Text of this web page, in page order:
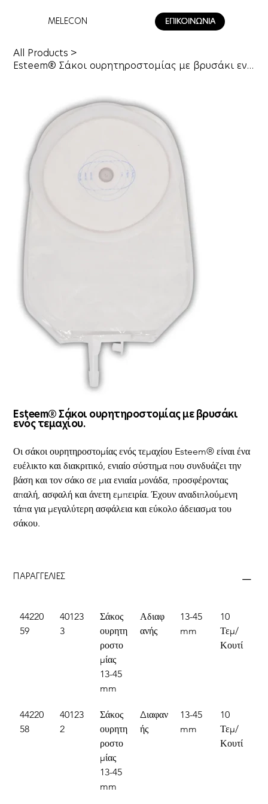
MELECON ΕΠΙΚΟΙΝΩΝΙΑ
All Products >
Esteem® Σάκοι ουρητηροστομίας με βρυσάκι ενός τεμαχίου.
Esteem® Σάκοι ουρητηροστομίας με βρυσάκι
ενός τεμαχίου.
Οι σάκοι ουρητηροστομίας ενός τεμαχίου Esteem® είναι ένα
ευέλικτο και διακριτικό, ενιαίο σύστημα που συνδυάζει την
βάση και τον σάκο σε μια ενιαία μονάδα, προσφέροντας
απαλή, ασφαλή και άνετη εμπειρία. Έχουν αναδιπλούμενη
τάπα για μεγαλύτερη ασφάλεια και εύκολο άδειασμα του
σάκου.
ΠΑΡΑΓΓΕΛΙΕΣ
44220
59
40123
3
Σάκος
ουρητη
ροστο
μίας
13-45
mm
Αδιαφ
ανής
13-45
mm
10
Τεμ/
Κουτί
44220
58
40123
2
Σάκος
ουρητη
ροστο
μίας
13-45
mm
Διαφαν
ής
13-45
mm
10
Τεμ/
Κουτί